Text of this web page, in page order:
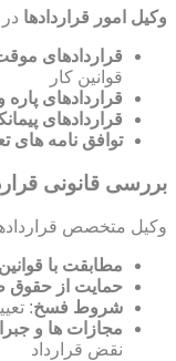
وکیل امور قراردادها
قراردادهای
قوانین کار
قراردادهای
قراردادهای
توافق نامه های
بررسی قانونی
وکیل متخصص
مطابقت با
حمایت از حقوق
شروط فسخ:
مجازات ها و
نقض قرارداد